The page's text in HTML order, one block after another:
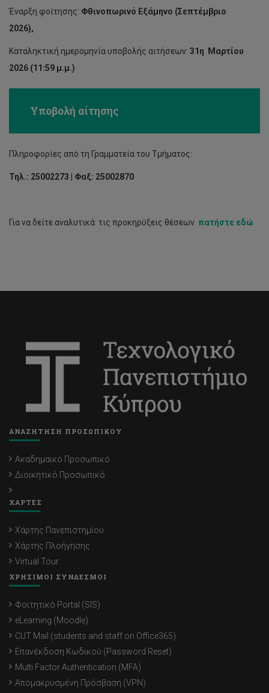
Έναρξη φοίτησης: Φθινοπωρινό Εξάμηνο (Σεπτέμβριο
2026),
Καταληκτική ημερομηνία υποβολής αιτήσεων: 31η Μαρτίου
2026 (11:59 μ.μ.)
Υποβολή αίτησης
Πληροφορίες από τη Γραμματεία του Τμήματος:
Τηλ.: 25002273 | Φαξ: 25002870
Για να δείτε αναλυτικά τις προκηρύξεις θέσεων πατήστε εδώ
ΑΝΑΖΗΤΗΣΗ ΠΡΟΣΩΠΙΚΟΥ
Ακαδημαϊκό Προσωπικό
Διοικητικό Προσωπικό
ΧΑΡΤΕΣ
Χάρτης Πανεπιστημίου
Χάρτης Πλοήγησης
Virtual Tour
ΧΡΗΣΙΜΟΙ ΣΥΝΔΕΣΜΟΙ
Φοιτητικό Portal (SIS)
eLearning (Moodle)
CUT Mail (students and staff on Office365)
Επανέκδοση Κωδικού (Password Reset)
Multi Factor Authentication (MFA)
Απομακρυσμένη Πρόσβαση (VPN)